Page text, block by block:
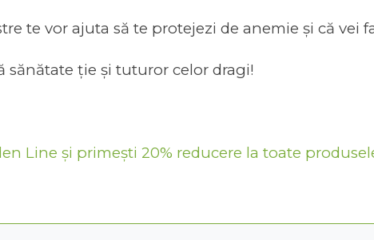
te vor ajuta să te protejezi de anemie și că
sănătate ție și tuturor celor dragi!
Line și primești 20% reducere la toate